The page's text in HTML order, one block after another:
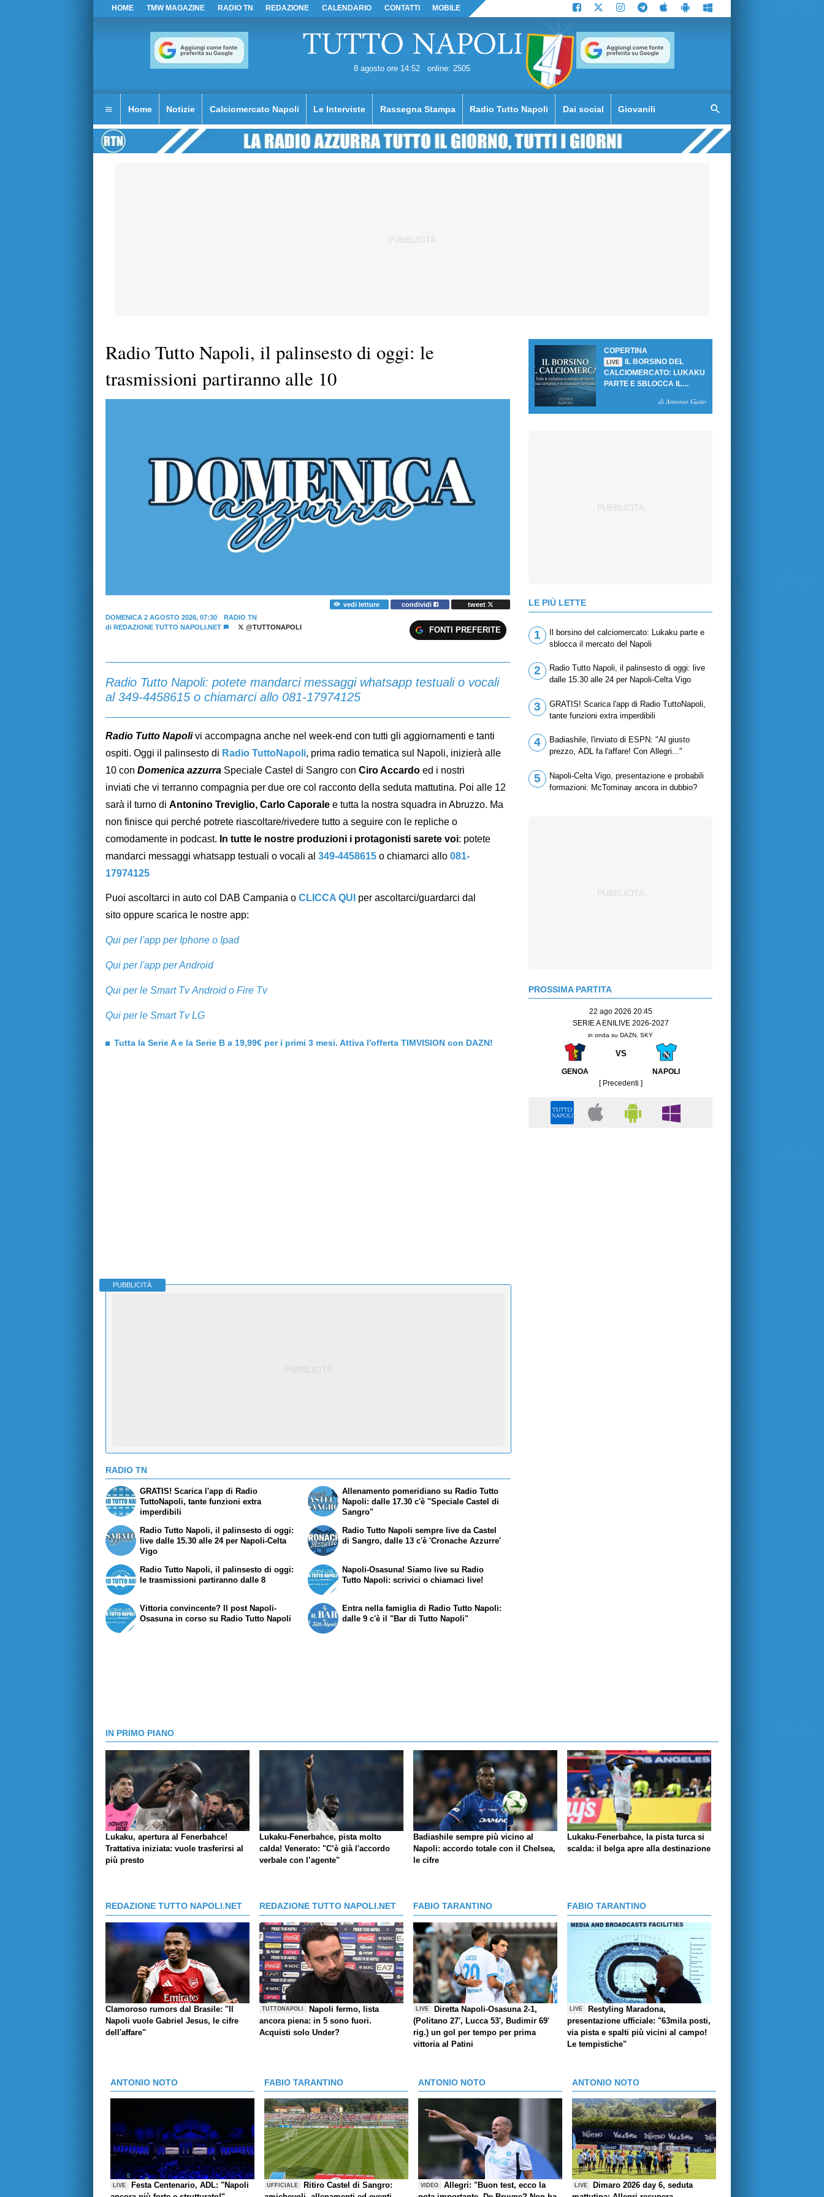
HOME TMW MAGAZINE RADIO TN REDAZIONE CALENDARIO CONTATTI MOBILE
8 agosto ore 14:52 online: 2505
Home Notizie Calciomercato Napoli Le Interviste Rassegna Stampa Radio Tutto Napoli Dai social Giovanili
Radio Tutto Napoli, il palinsesto di oggi: le
trasmissioni partiranno alle 10
vedi letture condividi
tweet
DOMENICA 2 AGOSTO 2026, 07:30
RADIO TN
di REDAZIONE TUTTO NAPOLI.NET @TUTTONAPOLI FONTI PREFERITE
Radio Tutto Napoli: potete mandarci messaggi whatsapp testuali o vocali
al 349-4458615 o chiamarci allo 081-17974125
Radio Tutto Napoli vi accompagna anche nel week-end con tutti gli aggiornamenti e tanti
ospiti. Oggi il palinsesto di Radio TuttoNapoli, prima radio tematica sul Napoli, inizierà alle
10 con Domenica azzurra Speciale Castel di Sangro con Ciro Accardo ed i nostri
inviati che vi terranno compagnia per due ore col racconto della seduta mattutina. Poi alle 12
sarà il turno di Antonino Treviglio, Carlo Caporale e tutta la nostra squadra in Abruzzo. Ma
non finisce qui perché potrete riascoltare/rivedere tutto a seguire con le repliche o
comodamente in podcast. In tutte le nostre produzioni i protagonisti sarete voi: potete
mandarci messaggi whatsapp testuali o vocali al 349-4458615 o chiamarci allo 081-
17974125
Puoi ascoltarci in auto col DAB Campania o CLICCA QUI per ascoltarci/guardarci dal
sito oppure scarica le nostre app:
Qui per l'app per Iphone o Ipad
Qui per l'app per Android
Qui per le Smart Tv Android o Fire Tv
Qui per le Smart Tv LG
Tutta la Serie A e la Serie B a 19,99€ per i primi 3 mesi. Attiva l'offerta TIMVISION con DAZN!
PUBBLICITÀ
RADIO TN
GRATIS! Scarica l'app di Radio
TuttoNapoli, tante funzioni extra
imperdibili
Radio Tutto Napoli, il palinsesto di oggi:
live dalle 15.30 alle 24 per Napoli-Celta
Vigo
Allenamento pomeridiano su Radio Tutto
Napoli: dalle 17.30 c'è "Speciale Castel di
Sangro"
Radio Tutto Napoli sempre live da Castel
di Sangro, dalle 13 c'è 'Cronache Azzurre'
Radio Tutto Napoli, il palinsesto di oggi:
le trasmissioni partiranno dalle 8
Vittoria convincente? Il post Napoli-
Osasuna in corso su Radio Tutto Napoli
Napoli-Osasuna! Siamo live su Radio
Tutto Napoli: scrivici o chiamaci live!
Entra nella famiglia di Radio Tutto Napoli:
dalle 9 c'è il "Bar di Tutto Napoli"
COPERTINA
LIVE
IL BORSINO DEL
CALCIOMERCATO: LUKAKU
PARTE E SBLOCCA IL
di Antonio Gaito
LE PIÙ LETTE
1
Il borsino del calciomercato: Lukaku parte e
sblocca il mercato del Napoli
2
Radio Tutto Napoli, il palinsesto di oggi: live
dalle 15.30 alle 24 per Napoli-Celta Vigo
3
GRATIS! Scarica l'app di Radio TuttoNapoli,
tante funzioni extra imperdibili
4
Badiashile, l'inviato di ESPN: "Al giusto
prezzo, ADL fa l'affare! Con Allegri..."
5
Napoli-Celta Vigo, presentazione e probabili
formazioni: McTominay ancora in dubbio?
PROSSIMA PARTITA
22 ago 2026 20:45
SERIE A ENILIVE 2026-2027
in onda su DAZN, SKY
VS
GENOA
NAPOLI
[ Precedenti ]
IN PRIMO PIANO
Lukaku, apertura al Fenerbahce!
Trattativa iniziata: vuole trasferirsi al
più presto
Lukaku-Fenerbahce, pista molto
calda! Venerato: "C’è già l'accordo
verbale con l’agente"
Badiashile sempre più vicino al
Napoli: accordo totale con il Chelsea,
le cifre
Lukaku-Fenerbahce, la pista turca si
scalda: il belga apre alla destinazione
REDAZIONE TUTTO NAPOLI.NET
Clamoroso rumors dal Brasile: "Il
Napoli vuole Gabriel Jesus, le cifre
dell'affare"
REDAZIONE TUTTO NAPOLI.NET
TUTTONAPOLI
Napoli fermo, lista
ancora piena: in 5 sono fuori.
Acquisti solo Under?
FABIO TARANTINO
LIVE
Diretta Napoli-Osasuna 2-1,
(Politano 27', Lucca 53', Budimir 69'
rig.) un gol per tempo per prima
vittoria al Patini
FABIO TARANTINO
LIVE
Restyling Maradona,
presentazione ufficiale: "63mila posti,
via pista e spalti più vicini al campo!
Le tempistiche"
ANTONIO NOTO
LIVE
Festa Centenario, ADL: "Napoli
FABIO TARANTINO
UFFICIALE
Ritiro Castel di Sangro:
ANTONIO NOTO
VIDEO
Allegri: "Buon test, ecco la
ANTONIO NOTO
LIVE
Dimaro 2026 day 6, seduta